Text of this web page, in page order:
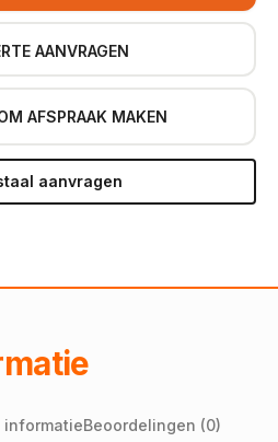
AANVRAGEN
AFSPRAAK MAKEN
aanvragen
informatieBeoordelingen (0)